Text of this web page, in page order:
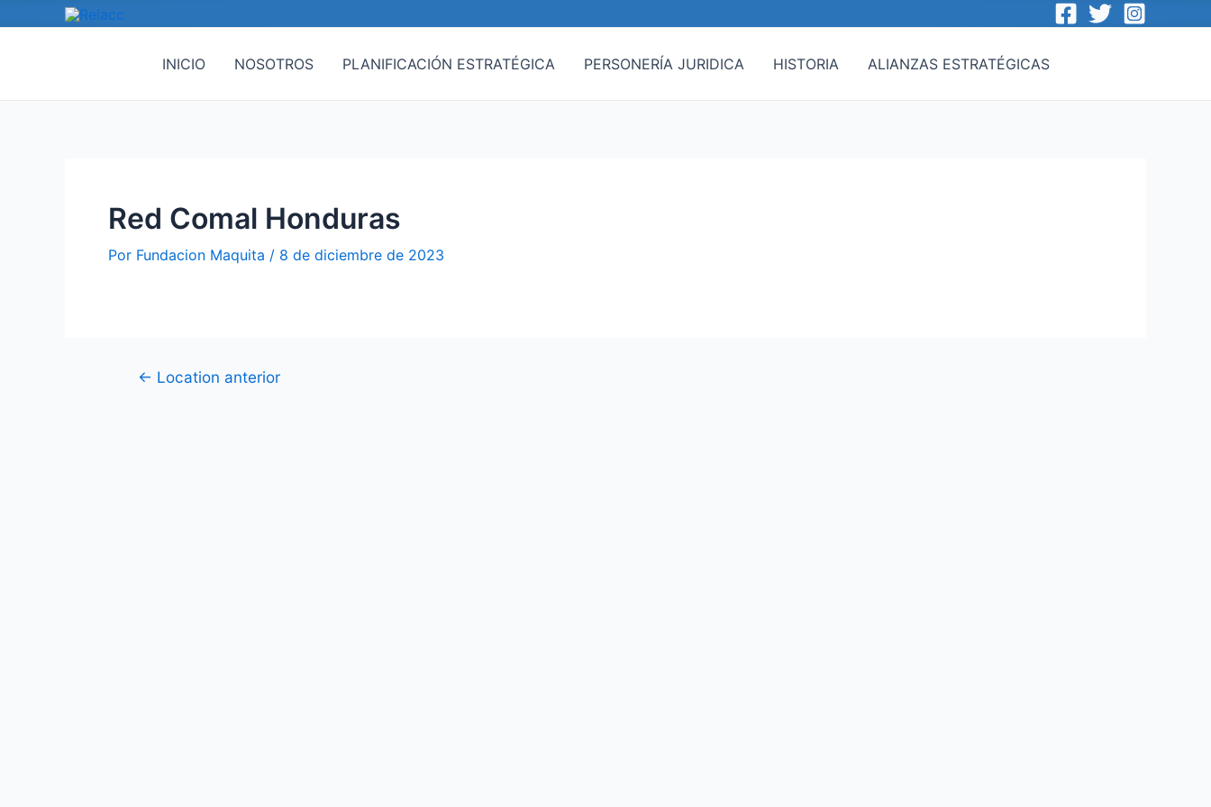
al
INICIO NOSOTROS PLANIFICACIÓN ESTRATÉGICA PERSONERÍA JURIDICA HISTORIA ALIANZAS ESTRATÉGICAS
Red Comal Honduras
Por Fundacion Maquita / 8 de diciembre de 2023
Navegación
de
entradas
← Location anterior